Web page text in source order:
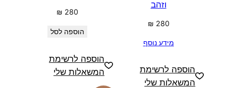
וזהב
₪ 280
מידע נוסף
הוספה לרשימת
המשאלות שלי
₪ 280
הוספה לסל
הוספה לרשימת
המשאלות שלי